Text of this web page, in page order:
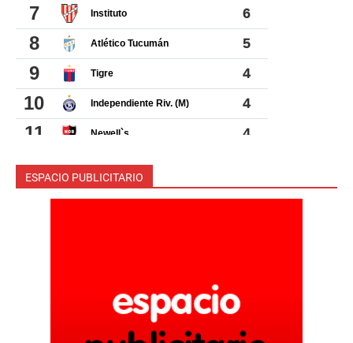
ESPACIO PUBLICITARIO